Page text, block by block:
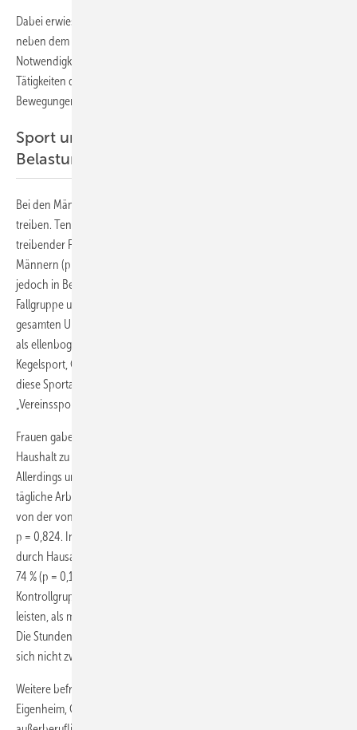
Dabei erwiesen sich insbesondere für das männliche Geschlecht
neben dem Bewegen von Lasten über 10 kg vor allem die
Notwendigkeit, maximale Kraft auszuüben als auch wiederholte
Tätigkeiten durchzuführen oder die Kombination solcher
Bewegungen als signifikanter Risikofaktoren.
Sport und andere nichtberufliche
Belastungen
Bei den Männern gaben insgesamt 47 (37 %) an, regelmäßig Sport zu
treiben. Tendenziell (p = 0,120) war der Anteil regelmäßig Sport
treibender Frauen mit 43 % (n = 30) etwas höher. Weder bei den
Männern (p = 0,152) noch bei den Frauen (p = 0,100) fanden sich
jedoch in Bezug auf die Sportausübung Unterschiede zwischen der
Fallgruppe und der Kontrollgruppe. Nur insgesamt 4 Patienten im
gesamten Untersuchungskollektiv übten Sportarten aus, die potenziell
als ellenbogenbelastend einzustufen sind (Volleyball, Tischtennis,
Kegelsport, Geräteturnen). Alle sportlich aktiven Probanden übten
diese Sportart maximal zweimal pro Woche auf dem Level
„Vereinssport“ aus, im Kollektiv war kein Profisportler enthalten.
Frauen gaben zu 83 % (n = 58) signifikant häufiger an, regelmäßig im
Haushalt zu arbeiten als Männer mit 70,9 % (n = 90); p = 0,043.
Allerdings unterschied sich die von den Probanden angegebene
tägliche Arbeitszeit im Haushalt bei Männern mit 2,4 Stunden nicht
von der von den Frauen angegebenen Zeit (2,5 Stunden/Tag);
p = 0,824. In der männlichen Fallgruppe gaben 73 % Belastungen
durch Hausarbeit an. In der männlichen Kontrollgruppe gaben dies
74 % (p = 0,150) an. Tendenziell gaben auch bei den Frauen in der
Kontrollgruppe mit 89,2 % mehr Probandinnen an, Hausarbeit zu
leisten, als mit 76 % weibliche Epikondylitis-Patientinnen (p = 0,121).
Die Stundenzahl, die täglich im Haushalt geleistet wurde, unterschied
sich nicht zwischen Kontroll- und Fallgruppe.
Weitere befragte potenzielle Belastungsfaktoren, wie Arbeit am
Eigenheim, Gartenarbeit, Pflege von Angehörigen, sonstige